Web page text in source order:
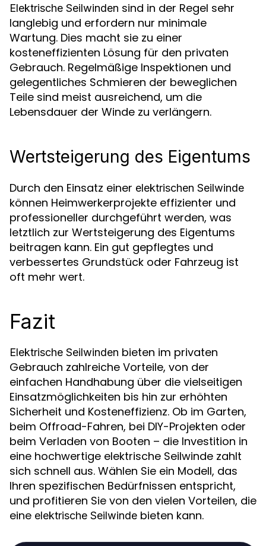
Elektrische Seilwinden sind in der Regel sehr
langlebig und erfordern nur minimale
Wartung. Dies macht sie zu einer
kosteneffizienten Lösung für den privaten
Gebrauch. Regelmäßige Inspektionen und
gelegentliches Schmieren der beweglichen
Teile sind meist ausreichend, um die
Lebensdauer der Winde zu verlängern.
Wertsteigerung des Eigentums
Durch den Einsatz einer elektrischen Seilwinde
können Heimwerkerprojekte effizienter und
professioneller durchgeführt werden, was
letztlich zur Wertsteigerung des Eigentums
beitragen kann. Ein gut gepflegtes und
verbessertes Grundstück oder Fahrzeug ist
oft mehr wert.
Fazit
Elektrische Seilwinden bieten im privaten
Gebrauch zahlreiche Vorteile, von der
einfachen Handhabung über die vielseitigen
Einsatzmöglichkeiten bis hin zur erhöhten
Sicherheit und Kosteneffizienz. Ob im Garten,
beim Offroad-Fahren, bei DIY-Projekten oder
beim Verladen von Booten – die Investition in
eine hochwertige elektrische Seilwinde zahlt
sich schnell aus. Wählen Sie ein Modell, das
Ihren spezifischen Bedürfnissen entspricht,
und profitieren Sie von den vielen Vorteilen, die
eine elektrische Seilwinde bieten kann.